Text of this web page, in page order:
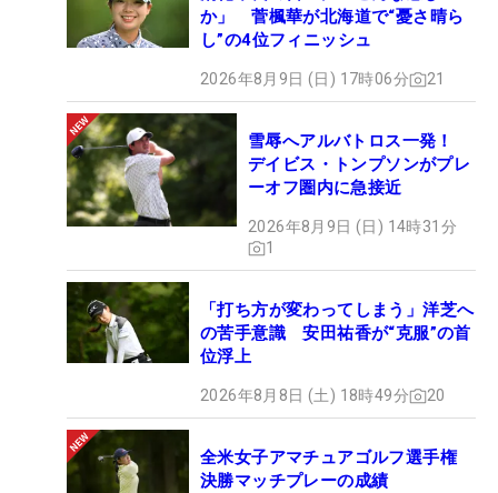
か」 菅楓華が北海道で“憂さ晴ら
し”の4位フィニッシュ
2026年8月9日 (日) 17時06分 21
雪辱へアルバトロス一発！
デイビス・トンプソンがプレ
ーオフ圏内に急接近
2026年8月9日 (日) 14時31分
1
「打ち方が変わってしまう」洋芝へ
の苦手意識 安田祐香が“克服”の首
位浮上
2026年8月8日 (土) 18時49分 20
全米女子アマチュアゴルフ選手権
決勝マッチプレーの成績